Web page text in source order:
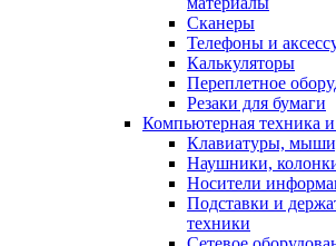
Сканеры
Телефоны и
Калькуляторы
Переплетное
Резаки для бумаги
Компьютерная техника и
Клавиатуры,
Наушники,
Носители
Подставки и
техники